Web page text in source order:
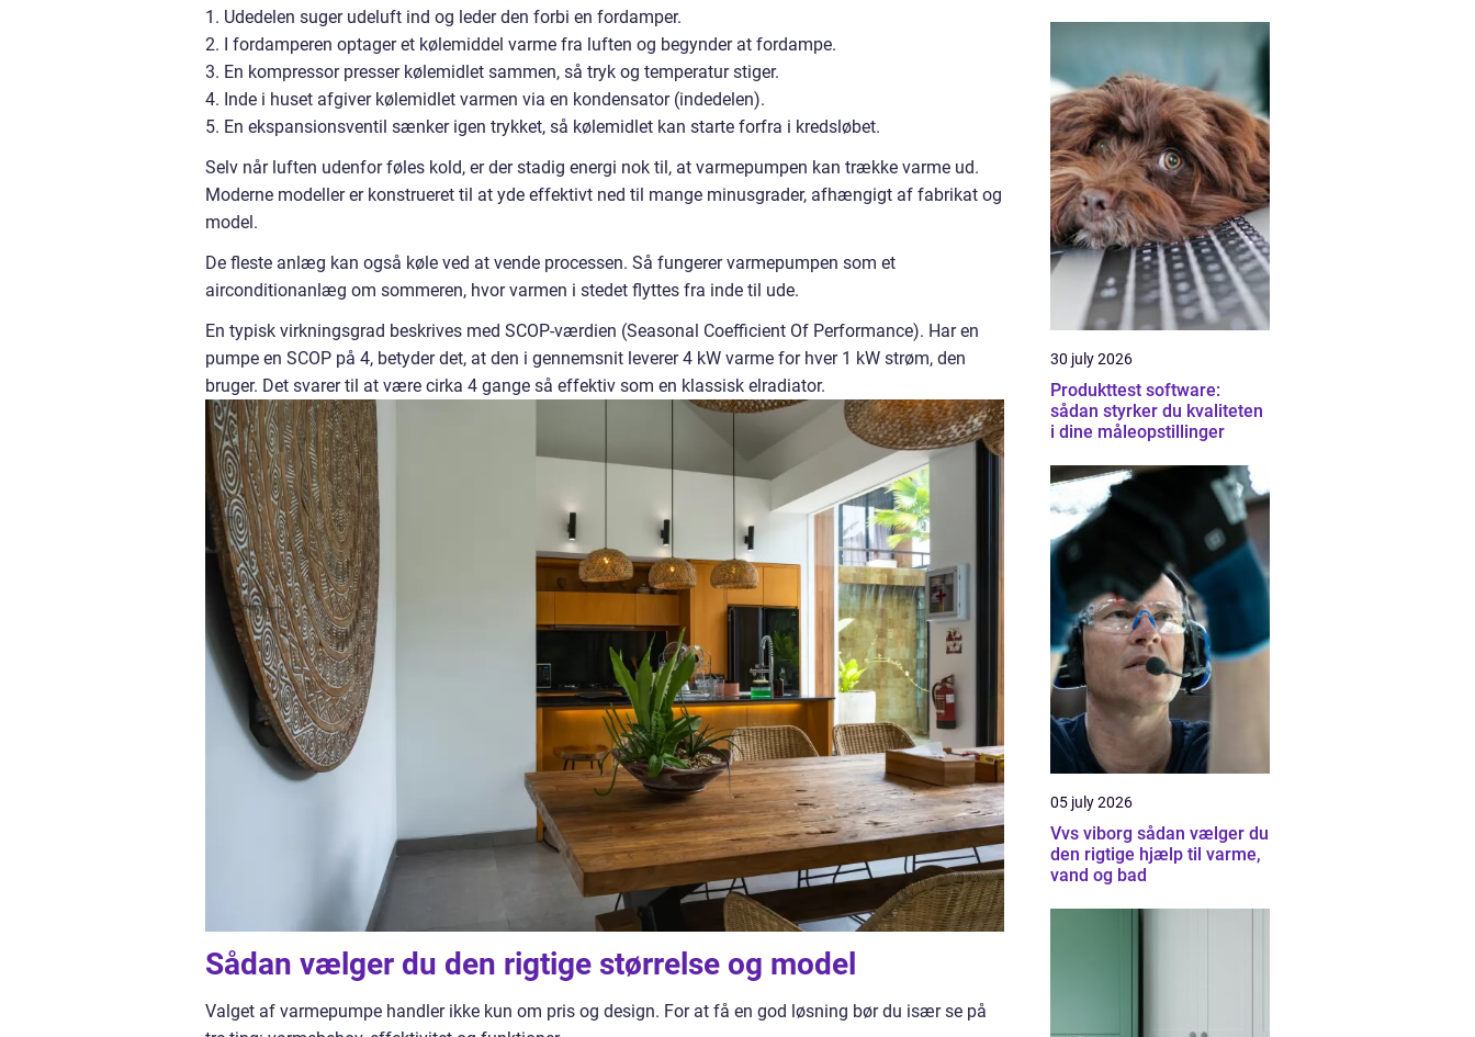
1. Udedelen suger udeluft ind og leder den forbi en fordamper.
2. I fordamperen optager et kølemiddel varme fra luften og begynder at fordampe.
3. En kompressor presser kølemidlet sammen, så tryk og temperatur stiger.
4. Inde i huset afgiver kølemidlet varmen via en kondensator (indedelen).
5. En ekspansionsventil sænker igen trykket, så kølemidlet kan starte forfra i kredsløbet.
Selv når luften udenfor føles kold, er der stadig energi nok til, at varmepumpen kan trække varme ud.
Moderne modeller er konstrueret til at yde effektivt ned til mange minusgrader, afhængigt af fabrikat og
model.
De fleste anlæg kan også køle ved at vende processen. Så fungerer varmepumpen som et
airconditionanlæg om sommeren, hvor varmen i stedet flyttes fra inde til ude.
En typisk virkningsgrad beskrives med SCOP-værdien (Seasonal Coefficient Of Performance). Har en
pumpe en SCOP på 4, betyder det, at den i gennemsnit leverer 4 kW varme for hver 1 kW strøm, den
bruger. Det svarer til at være cirka 4 gange så effektiv som en klassisk elradiator.
Sådan vælger du den rigtige størrelse og model
Valget af varmepumpe handler ikke kun om pris og design. For at få en god løsning bør du især se på
30 july 2026
Produkttest software:
sådan styrker du kvaliteten
i dine måleopstillinger
05 july 2026
Vvs viborg sådan vælger du
den rigtige hjælp til varme,
vand og bad